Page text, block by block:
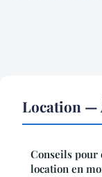
Location —
Conseils pour
location en